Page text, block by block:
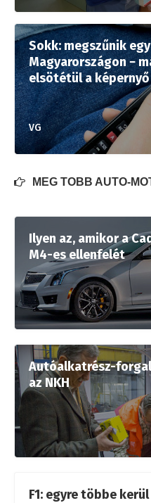
Sokk: megszűnik
Magyarországon −
elsötétül a képernyő
VG
MÉG TÖBB AUTÓ-
Ilyen az, amikor a
M4-es ellenfelét
Autóalkatrész-
az NKH
F1: egyre többe